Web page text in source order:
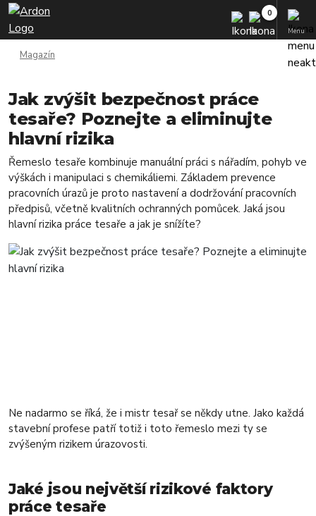
Menu
Magazín
Jak zvýšit bezpečnost práce
tesaře? Poznejte a eliminujte
hlavní rizika
Řemeslo tesaře kombinuje manuální práci s nářadím, pohyb ve
výškách i manipulaci s chemikáliemi. Základem prevence
pracovních úrazů je proto nastavení a dodržování pracovních
předpisů, včetně kvalitních ochranných pomůcek. Jaká jsou
hlavní rizika práce tesaře a jak je snížíte?
Ne nadarmo se říká, že i mistr tesař se někdy utne. Jako každá
stavební profese patří totiž i toto řemeslo mezi ty se
zvýšeným rizikem úrazovosti.
Jaké jsou největší rizikové faktory
práce tesaře